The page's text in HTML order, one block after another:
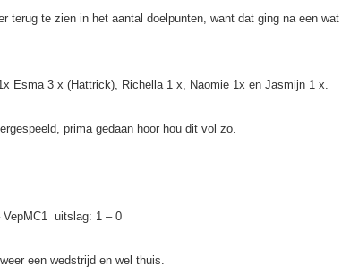
terug te zien in het aantal doelpunten, want dat ging na een wat
Esma 3 x (Hattrick), Richella 1 x, Naomie 1x en Jasmijn 1 x.
prima gedaan hoor hou dit vol zo.
VepMC1 uitslag: 1 – 0
een wedstrijd en wel thuis.